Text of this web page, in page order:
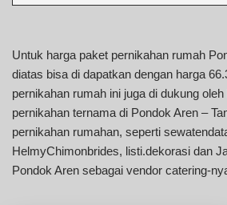
Untuk harga paket pernikahan rumah
diatas bisa di dapatkan dengan harga
pernikahan rumah ini juga di dukung
pernikahan ternama di Pondok Aren –
pernikahan rumahan, seperti
HelmyChimonbrides, listi.dekorasi dan
Pondok Aren sebagai vendor catering-